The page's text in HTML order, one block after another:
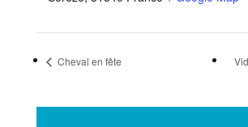
Cheval en fête